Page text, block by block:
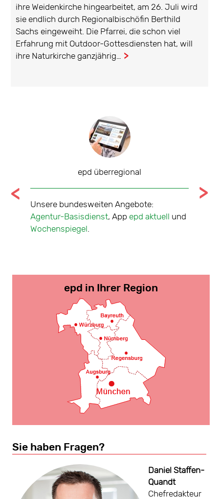
ihre Weidenkirche hingearbeitet, am 26. Juli wird
sie endlich durch Regionalbischöfin Berthild
Sachs eingeweiht. Die Pfarrei, die schon viel
Erfahrung mit Outdoor-Gottesdiensten hat, will
ihre Naturkirche ganzjährig… ...
epd überregional
Unsere bundesweiten Angebote:
Agentur-Basisdienst, App epd aktuell und
Wochenspiegel
epd in Ihrer Region
Sie haben Fragen?
Daniel Staffen-
Quandt
Chefredakteur